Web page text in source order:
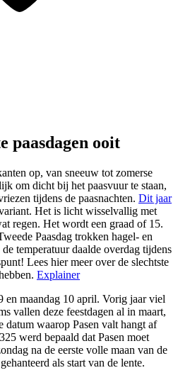
paasdagen ooit
op, van sneeuw tot zomerse
om dicht bij het paasvuur te staan,
tijdens de paasnachten. Dit jaar
Het is licht wisselvallig met
regen. Het wordt een graad of 15.
Paasdag trokken hagel- en
temperatuur daalde overdag tijdens
Lees hier meer over de slechtste
Explainer
en maandag 10 april. Vorig jaar viel
vallen deze feestdagen al in maart,
datum waarop Pasen valt hangt af
werd bepaald dat Pasen moet
na de eerste volle maan van de
als start van de lente.